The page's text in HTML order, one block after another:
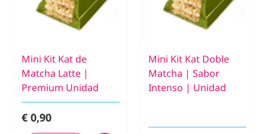
Mini Kit Kat de
Matcha Latte |
Premium Unidad
€ 0,90
Mini Kit Kat Doble
Matcha | Sabor
Intenso | Unidad